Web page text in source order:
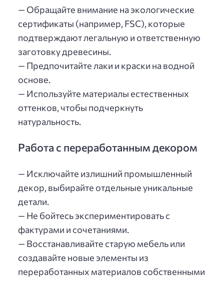
— Обращайте внимание на экологические
сертификаты (например, FSC), которые
подтверждают легальную и ответственную
заготовку древесины.
— Предпочитайте лаки и краски на водной
основе.
— Используйте материалы естественных
оттенков, чтобы подчеркнуть
натуральность.
Работа с переработанным декором
— Исключайте излишний промышленный
декор, выбирайте отдельные уникальные
детали.
— Не бойтесь экспериментировать с
фактурами и сочетаниями.
— Восстанавливайте старую мебель или
создавайте новые элементы из
переработанных материалов собственными